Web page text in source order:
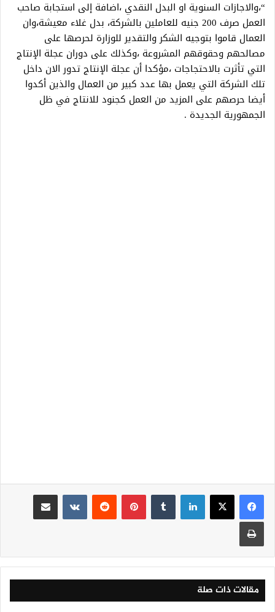
“،والاجازات السنوية او البدل النقدي ،اضافة إلى استجابة صاحب
العمل صرف 200 جنيه للعاملين بالشركة، بدل غلاء معيشة،وان
العمال قاموا بتوجيه الشكر والتقدير للوزارة لحرصها على
مصالحهم وحقوقهم المشروعة ،وكذلك على دوران عجلة الإنتاج
التي تأثرت بالاحتجاجات ،مؤكدا أن عجلة الإنتاج تدور الان داخل
تلك الشركة التي يعمل بها عدد كبير من العمال والذين أكدوا
أيضا حرصهم على المزيد من العمل كجنود للانتاج في ظل
الجمهورية الجديدة .
لينكدإن بينتيريست
مقالات ذات صلة